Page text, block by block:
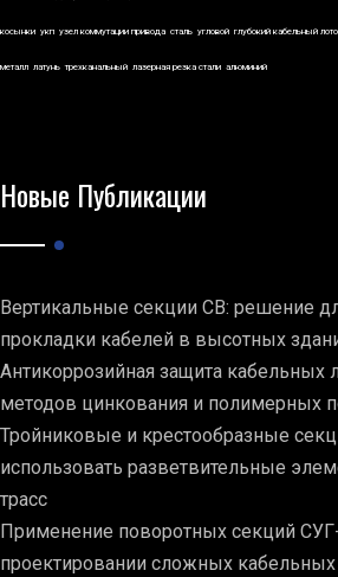
косынки укп узел коммутации привода сталь угловой глубокий кабельный
металл латунь трехканальный лазерная резка стали алюминий
Новые Публикации
Вертикальные секции СВ: решение
прокладки кабелей в высотных
Антикоррозийная защита кабельных
методов цинкования и полимерных
Тройниковые и крестообразные
использовать разветвительные
трасс
Применение поворотных секций
проектировании сложных